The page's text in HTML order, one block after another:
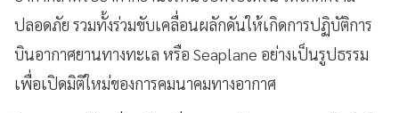
ปลอดภัย รวมทั้งร่วมขับเคลื่อนผลักดันให้เกิดการปฏิบัติการ
บินอากาศยานทางทะเล หรือ Seaplane อย่างเป็นรูปธรรม
เพื่อเปิดมิติใหม่ของการคมนาคมทางอากาศ